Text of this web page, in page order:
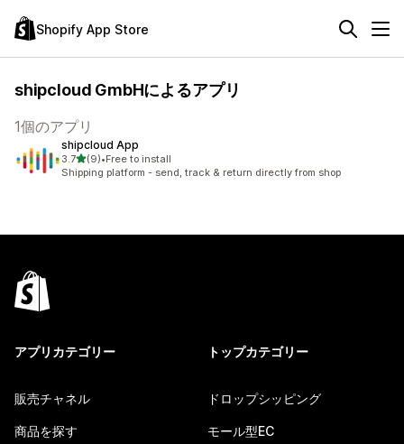
Shopify App Store
shipcloud GmbHによるアプリ
1個のアプリ
shipcloud App
3.75つ星中
(9)
合計レビュー数：9件
•Free to install
Shipping platform - send, track & return directly from shop
アプリカテゴリー
販売チャネル
商品を探す
トップカテゴリー
ドロップシッピング
モール型EC